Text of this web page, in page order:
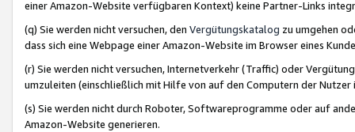
einer Amazon-Website verfügbaren Kontext) keine Partner-Links
(q) Sie werden nicht versuchen, den Vergütungskatalog zu umgehen
dass sich eine Webpage einer Amazon-Website im Browser eines
(r) Sie werden nicht versuchen, Internetverkehr (Traffic) oder
umzuleiten (einschließlich mit Hilfe von auf den Computern der
(s) Sie werden nicht durch Roboter, Softwareprogramme oder auf
Amazon-Website generieren.